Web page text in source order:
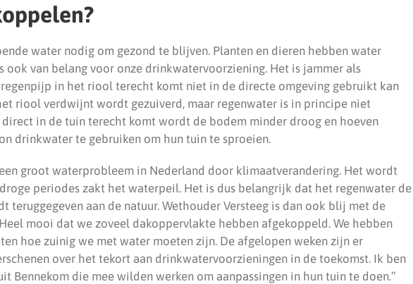
water nodig om gezond te blijven. Planten en dieren hebben water
ook van belang voor onze drinkwatervoorziening. Het is jammer als
in het riool terecht komt niet in de directe omgeving gebruikt kan
riool verdwijnt wordt gezuiverd, maar regenwater is in principe niet
in de tuin terecht komt wordt de bodem minder droog en hoeven
drinkwater te gebruiken om hun tuin te sproeien.
groot waterprobleem in Nederland door klimaatverandering. Het wordt
periodes zakt het waterpeil. Het is dus belangrijk dat het regenwater de
teruggegeven aan de natuur. Wethouder Versteeg is dan ook blij met de
mooi dat we zoveel dakoppervlakte hebben afgekoppeld. We hebben
hoe zuinig we met water moeten zijn. De afgelopen weken zijn er
over het tekort aan drinkwatervoorzieningen in de toekomst. Ik ben
Bennekom die mee wilden werken om aanpassingen in hun tuin te doen.”